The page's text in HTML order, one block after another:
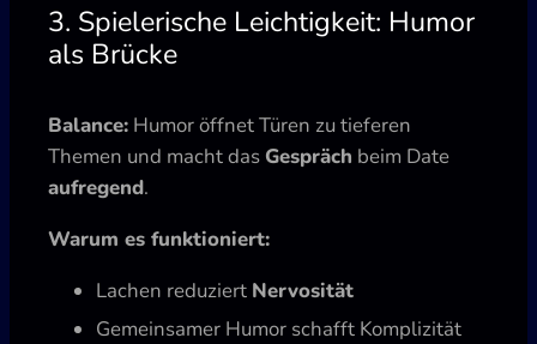
3. Spielerische Leichtigkeit: Humor
als Brücke
Balance: Humor öffnet Türen zu tieferen
Themen und macht das Gespräch beim Date
aufregend.
Warum es funktioniert:
Lachen reduziert Nervosität
Gemeinsamer Humor schafft Komplizität